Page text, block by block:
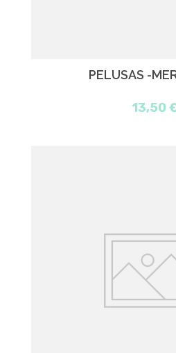
PELUSAS -
13,50